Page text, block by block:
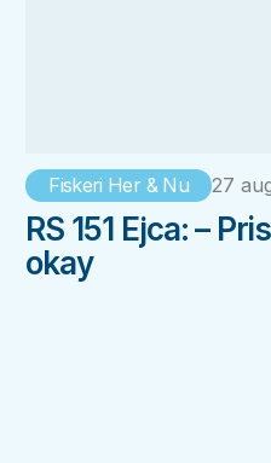
Fiskeri Her & Nu 27
RS 151 Ejca: –
okay